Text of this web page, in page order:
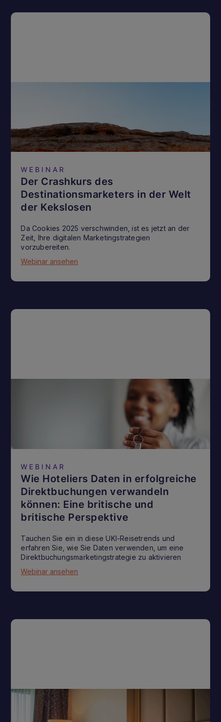
WEBINAR
Der Crashkurs des
Destinationsmarketers in der Welt
der Kekslosen
Da Cookies 2025 verschwinden, ist es jetzt an der
Zeit, Ihre digitalen Marketingstrategien
vorzubereiten.
Webinar ansehen
WEBINAR
Wie Hoteliers Daten in erfolgreiche
Direktbuchungen verwandeln
können: Eine britische und
britische Perspektive
Tauchen Sie ein in diese UKI-Reisetrends und
erfahren Sie, wie Sie Daten verwenden, um eine
Direktbuchungsmarketingstrategie zu aktivieren
Webinar ansehen